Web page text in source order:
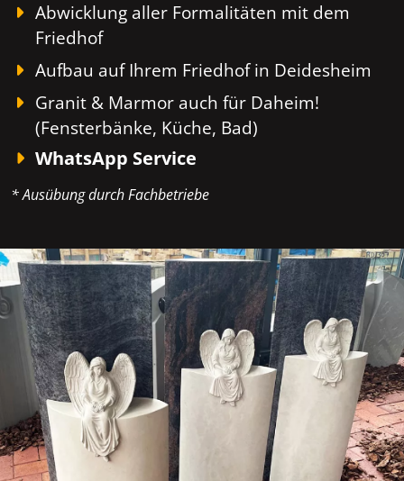
Abwicklung aller Formalitäten mit dem
Friedhof
Aufbau auf Ihrem Friedhof in Deidesheim
Granit & Marmor auch für Daheim!
(Fensterbänke, Küche, Bad)
WhatsApp Service
* Ausübung durch Fachbetriebe